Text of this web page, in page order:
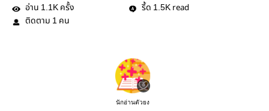
อ่าน 1.1K ครั้ง รี้ด 1.5K read
ติดตาม 1 คน
นักอ่านตัวยง